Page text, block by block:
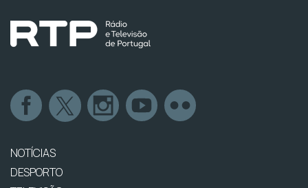
NOTÍCIAS
DESPORTO